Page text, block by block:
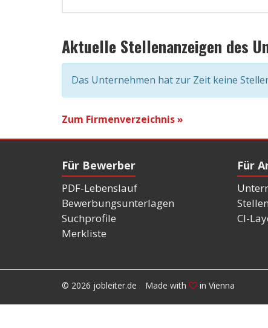
Aktuelle Stellenanzeigen des
Das Unternehmen hat zur Zeit keine
Zum Firmenverzeichnis »
Für Bewerber
PDF-Lebenslauf
Bewerbungsunterlagen
Suchprofile
Merkliste
Für
CI-
© 2026 jobleiter.de Made with in Vienna